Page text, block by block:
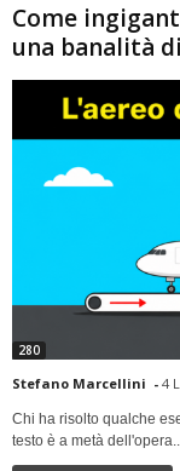
Come
una banalità
280
Stefano Marcellini - 4
Chi ha risolto qualche
testo è a metà dell'opera...